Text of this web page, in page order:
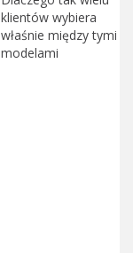
klientów wybiera
właśnie między tymi
modelami